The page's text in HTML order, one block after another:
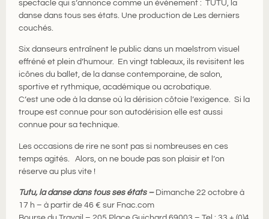
spectacle qui s’annonce comme un événement : TUTU, la
danse dans tous ses états. Une production de Les derniers
couchés.
Six danseurs entraînent le public dans un maelstrom visuel
effréné et plein d’humour. En vingt tableaux, ils revisitent les
icônes du ballet, de la danse contemporaine, de salon,
sportive et rythmique, académique ou acrobatique.
C’est une ode à la danse où la dérision côtoie l’exigence. Si la
troupe est connue pour son autodérision elle est aussi
connue pour sa technique.
Les occasions de rire ne sont pas si nombreuses en ces
temps agités. Alors, on ne boude pas son plaisir et l’on
réserve au plus vite !
Tutu, la danse dans tous ses états – Dimanche 22 octobre à
17 h – à partir de 46 € sur Fnac.com